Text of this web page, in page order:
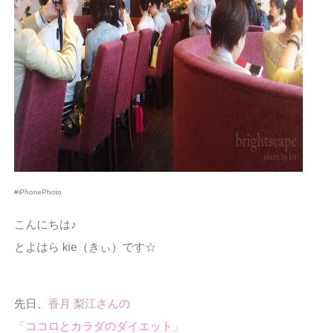
#iPhonePhoto
こんにちは♪
とよはら kie（きぃ）です☆
先日、 香月 梨江さんの
「ココロとカラダのダイエット」